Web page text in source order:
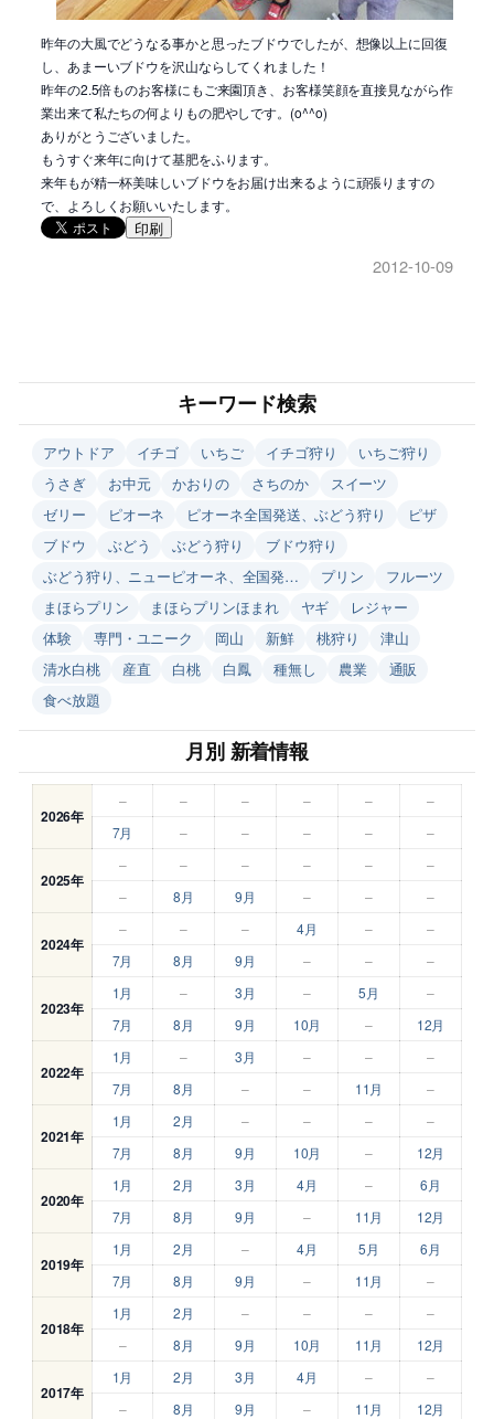
昨年の大風でどうなる事かと思ったブドウでしたが、想像以上に回復
し、あまーいブドウを沢山ならしてくれました！
昨年の2.5倍ものお客様にもご来園頂き、お客様笑顔を直接見ながら作
業出来て私たちの何よりもの肥やしです。(o^^o)
ありがとうございました。
もうすぐ来年に向けて基肥をふります。
来年もが精一杯美味しいブドウをお届け出来るように頑張りますの
で、よろしくお願いいたします。
印刷
2012-10-09
キーワード検索
アウトドア イチゴ いちご イチゴ狩り
いちご狩り
うさぎ
お中元 かおりの さちのか
スイーツ
ゼリー
ピオーネ ピオーネ全国発送、ぶどう狩り
ピザ
ブドウ
ぶどう ぶどう狩り
ブドウ狩り
ぶどう狩り、ニューピオーネ、全国発…
プリン
フルーツ
まほらプリン
まほらプリンほまれ ヤギ
レジャー
体験
専門・ユニーク 岡山 新鮮 桃狩り
津山
清水白桃
産直 白桃 白鳳 種無し 農業
通販
食べ放題
月別 新着情報
2026年
– – – – –
–
7月
– – – – –
2025年
– – – – –
–
–
8月 9月 – – –
2024年
– – – 4月 –
–
7月
8月 9月 – – –
2023年
1月 – 3月 – 5月
–
7月
8月 9月 10月 – 12月
2022年
1月 – 3月 – –
–
7月
8月 – – 11月 –
2021年
1月 2月 – – –
–
7月
8月 9月 10月 – 12月
2020年
1月 2月 3月 4月 –
6月
7月
8月 9月 – 11月 12月
2019年
1月 2月 – 4月 5月
6月
7月
8月 9月 – 11月 –
2018年
1月 2月 – – –
–
–
8月 9月 10月 11月 12月
2017年
1月 2月 3月 4月 –
–
–
8月 9月 – 11月 12月